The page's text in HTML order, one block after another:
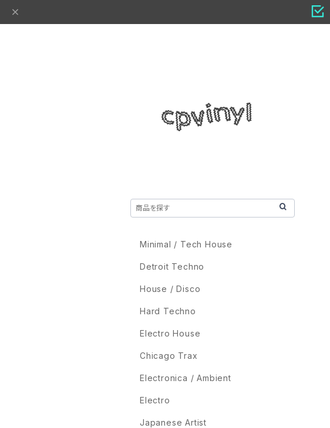
Minimal / Tech House
Detroit Techno
House / Disco
Hard Techno
Electro House
Chicago Trax
Electronica / Ambient
Electro
Japanese Artist